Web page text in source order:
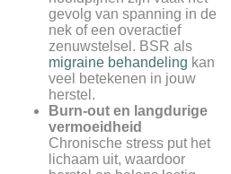
gevolg van spanning in de
nek of een overactief
zenuwstelsel. BSR als
migraine behandeling kan
veel betekenen in jouw
herstel.
Burn-out en langdurige
vermoeidheid
Chronische stress put het
lichaam uit, waardoor